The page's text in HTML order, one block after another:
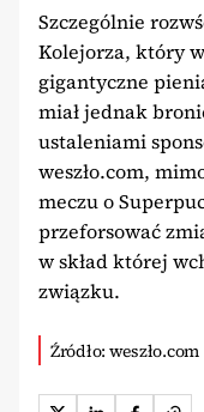
Szczególnie
Kolejorza, który
gigantyczne
miał jednak
ustaleniami
weszło.com,
meczu o
przeforsować
w skład której
związku.
Źródło: weszło.com